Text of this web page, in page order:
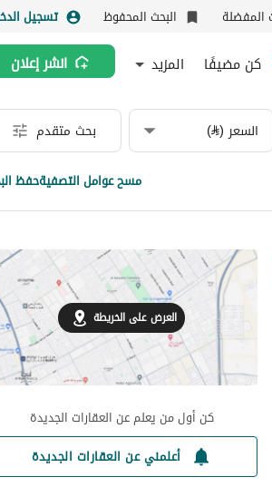
المفضلة البحث المحفوظ تسجيل
كن مضيفًا المزيد انشر إعلان
السعر (⃁) بحث متقدم
مسح عوامل التصفيةحفظ
العرض على الخريطة
كن أول من يعلم عن العقارات الجديدة
أعلمني عن العقارات الجديدة